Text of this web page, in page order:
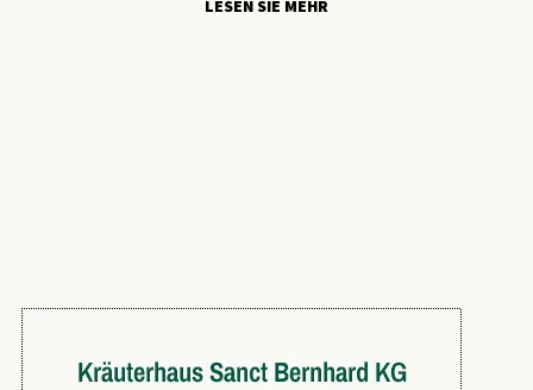
LESEN SIE MEHR